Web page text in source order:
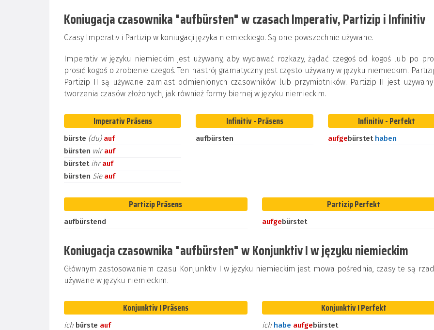
Koniugacja czasownika "aufbürsten" w czasach Imperativ, Partizip i Infinitiv
Czasy Imperativ i Partizip w koniugacji języka niemieckiego. Są one powszechnie używane.
Imperativ w języku niemieckim jest używany, aby wydawać rozkazy, żądać czegoś od kogoś lub po
prosić kogoś o zrobienie czegoś. Ten nastrój gramatyczny jest często używany w języku niemieckim.
Partizip II są używane zamiast odmienionych czasowników lub przymiotników. Partizip II jest
tworzenia czasów złożonych, jak również formy biernej w języku niemieckim.
Imperativ Präsens
bürste (du) auf
bürsten wirauf
bürstet ihrauf
bürsten Sie auf
Infinitiv - Präsens
aufbürsten
Infinitiv - Perfekt
aufgebürstet haben
Partizip Präsens
aufbürstend
Partizip Perfekt
aufgebürstet
Koniugacja czasownika "aufbürsten" w Konjunktiv I w języku niemieckim
Głównym zastosowaniem czasu Konjunktiv I w języku niemieckim jest mowa pośrednia, czasy te są
używane w języku niemieckim.
Konjunktiv I Präsens
ich bürste auf
Konjunktiv I Perfekt
ich habe aufgebürstet